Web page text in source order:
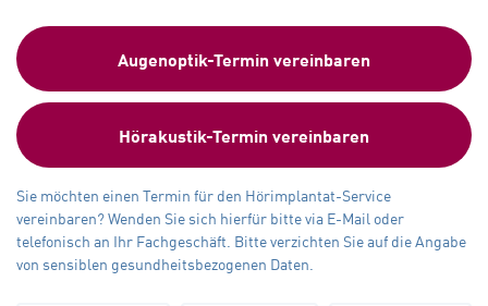
Augenoptik-Termin vereinbaren
Hörakustik-Termin vereinbaren
Sie möchten einen Termin für den Hörimplantat-Service
vereinbaren? Wenden Sie sich hierfür bitte via E-Mail oder
telefonisch an Ihr Fachgeschäft. Bitte verzichten Sie auf die Angabe
von sensiblen gesundheitsbezogenen Daten.